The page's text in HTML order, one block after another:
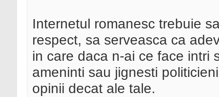
Internetul romanesc trebuie
respect, sa serveasca ca
in care daca n-ai ce face intri
ameninti sau jignesti
opinii decat ale tale.